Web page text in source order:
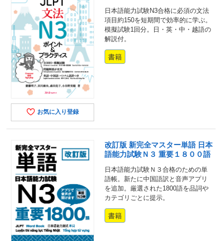
お気に入り登録
日本語能力試験N3合格に必須の文法
項目約150を短期間で効率的に学ぶ。
模擬試験1回分。日・英・中・越語の
解説付。
書籍
改訂版 新完全マスター単語 日本
語能力試験Ｎ３ 重要１８００語
日本語能力試験Ｎ３合格のための単
語帳。新たに中国語訳と音声アプリ
を追加。厳選された1800語を品詞や
カテゴリごとに提示。
書籍